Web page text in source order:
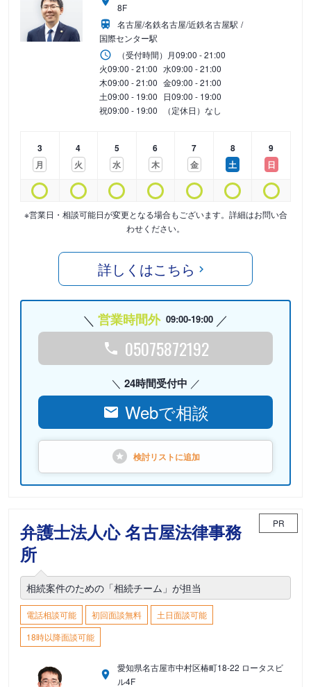
8F
名古屋/名鉄名古屋/近鉄名古屋駅
国際センター駅
（受付時間） 月09:00 - 21:00
火09:00 - 21:00 水09:00 - 21:00
木09:00 - 21:00 金09:00 - 21:00
土09:00 - 19:00 日09:00 - 19:00
祝09:00 - 19:00 （定休日）なし
3
月
4
火
5
水
6
木
7
金
8
土
9
日
※営業日・相談可能日が変更となる場合もございます。詳細はお問い合
わせください。
詳しくはこちら
営業時間外 09:00-19:00
05075872192
24時間受付中
Webで相談
検討リストに追加
弁護士法人心 名古屋法律事務
所
PR
相続案件のための「相続チーム」が担当
電話相談可能 初回面談無料
土日面談可能
18時以降面談可能
愛知県名古屋市中村区椿町18-22 ロータスビ
ル4F